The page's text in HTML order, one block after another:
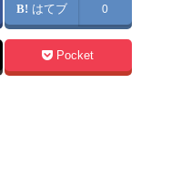
はてブ 0
Pocket